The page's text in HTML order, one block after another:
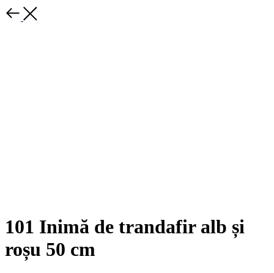
101 Inimă de trandafir alb și
roșu 50 cm